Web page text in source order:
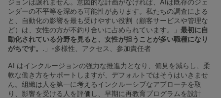
ジョンは譲れません。意図的な計画がなければ、AIは既存のジェ
ンダーの不平等を深める可能性があります。私たちの調査による
と、自動化の影響を最も受けやすい役割（顧客サービスや管理な
ど）は、女性の方が不釣り合いに占められています。」 最初に自
動化されている分野を見ると、女性が担うことが多い職種になり
がちです。 .」-多様性、アクセス、参加責任者
AI はインクルージョンの強力な推進力となり、偏見を減らし、柔
軟な働き方をサポートしますが、デフォルトではそうはいきませ
ん。組織は人を第一に考えるインクルーシブなアプローチを取
り、影響を受ける人を評価し、早期に再教育プログラムを設計